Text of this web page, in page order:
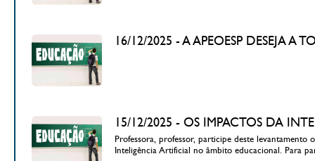
16/12/2025 - A APEOESP DESEJA A
15/12/2025 - OS IMPACTOS DA
Professora, professor, participe deste levantamento
Inteligência Artificial no âmbito educacional. Para